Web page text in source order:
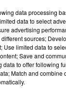
data processing
data to select
advertising
sources;
limited data to
Save and
to offer following
Match and